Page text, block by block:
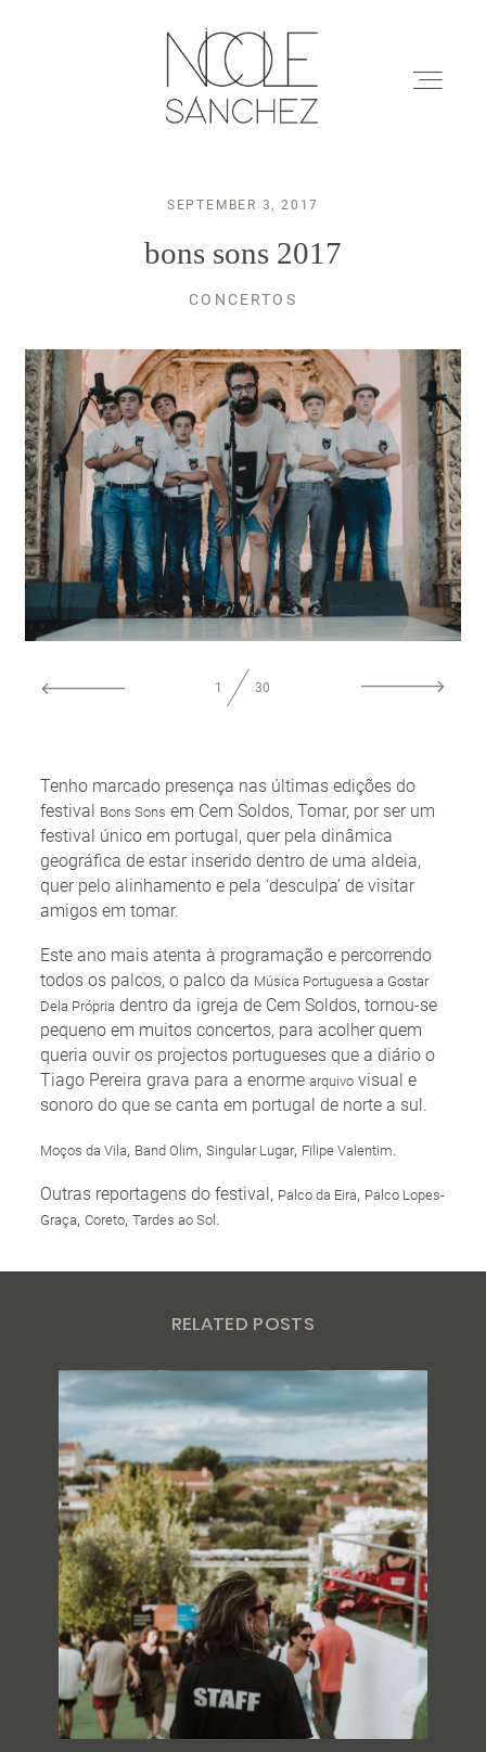
Arquitectura
Marcas
Eventos
Espectáculos
Retrato
SEPTEMBER 3, 2017
bons sons 2017
CONCERTOS
1 30
Tenho marcado presença nas últimas edições do
festival
Bons Sons em Cem Soldos, Tomar, por ser um
festival único em portugal, quer pela dinâmica
geográfica de estar inserido dentro de uma aldeia,
quer pelo alinhamento e pela ‘desculpa’ de visitar
amigos em tomar.
Este ano mais atenta à programação e percorrendo
todos os palcos, o palco da Música Portuguesa a Gostar
Dela Própria dentro da igreja de Cem Soldos, tornou-se
pequeno em muitos concertos, para acolher quem
queria ouvir os projectos portugueses que a diário o
Tiago Pereira grava para a enormearquivo visual e
sonoro do que se canta em portugal de norte a sul.
Moços da Vila, Band Olim,Singular Lugar, Filipe Valentim.
Outras reportagens do festival, Palco da Eira, Palco Lopes-
Graça,Coreto,Tardes ao Sol .
RELATED POSTS